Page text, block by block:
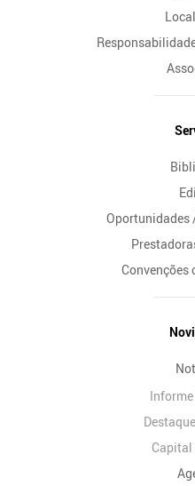
Oportunidades
Convenções